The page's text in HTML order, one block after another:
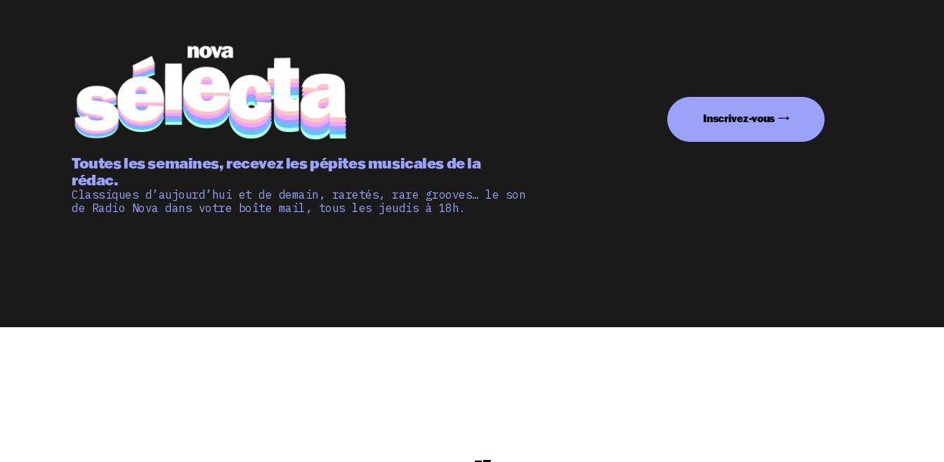
Toutes les semaines, recevez les pépites musicales de la
rédac.
Classiques d’aujourd’hui et de demain, raretés, rare grooves… le son
de Radio Nova dans votre boîte mail, tous les jeudis à 18h.
Inscrivez-vous